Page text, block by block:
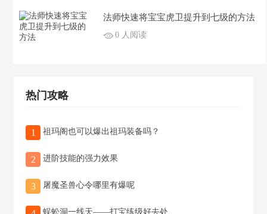
法师快速将宝宝虎卫提升到七级的方法
0 人阅读
热门攻略
1 祖玛阁也可以爆出祖玛装备吗？
2 进阶技能的强力效果
3 屠魔圣兽心令哪里有爆呢
蜈蚣洞一线天——打宝练级好去处